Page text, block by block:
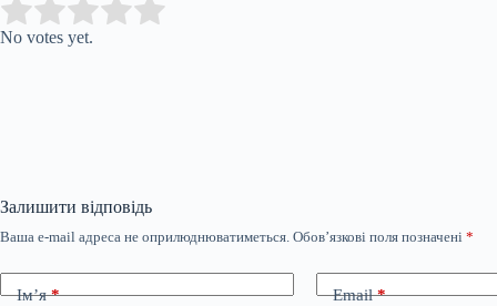
Rate this item:
No votes yet.
Залишити відповідь
Ваша e-mail адреса не оприлюднюватиметься. Обов’язкові поля позначені *
Ім’я* Email*